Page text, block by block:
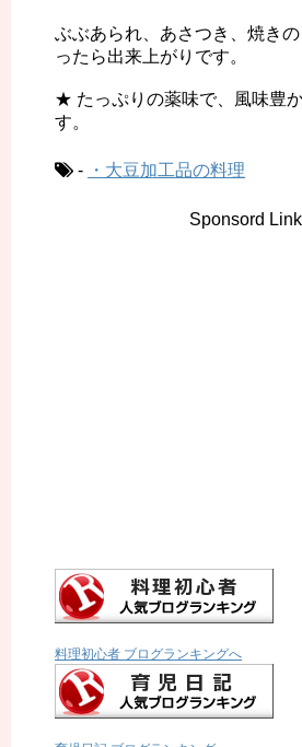
ぶぶあられ、あさつき、焼き
ったら出来上がりです。
★ たっぷりの薬味で、風味豊
す。
- ・大豆加工品の料理
Sponsord Link
料理初心者 ブログランキングへ